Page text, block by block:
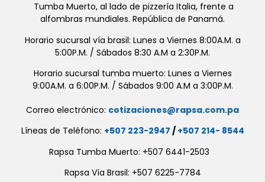
Tumba Muerto, al lado de pizzería Italia, frente a
alfombras mundiales. República de Panamá.
Horario sucursal vía brasil: Lunes a Viernes 8:00A.M. a
5:00P.M. / Sábados 8:30 A.M a 2:30P.M.
Horario sucursal tumba muerto: Lunes a Viernes
9:00A.M. a 6:00P.M. / Sábados 9:00 A.M a 3:00P.M.
Correo electrónico: cotizaciones@rapsa.com.pa
Líneas de Teléfono: +507 223-2947 / +507 214- 8544
Rapsa Tumba Muerto: +507 6441-2503
Rapsa Vía Brasil: +507 6225-7784